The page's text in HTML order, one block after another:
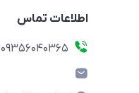
اطلاعات تماس
۰۹۳۵۶۰۴۰۳۶۵